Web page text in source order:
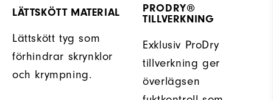
LÄTTSKÖTT MATERIAL
Lättskött tyg som
förhindrar skrynklor
och krympning.
PRODRY®
TILLVERKNING
Exklusiv ProDry
tillverkning ger
överlägsen